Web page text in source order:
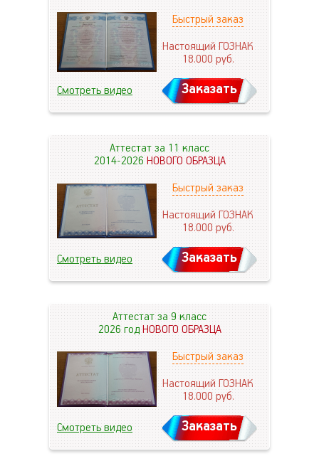
Быстрый заказ
Настоящий ГОЗНАК
18.000руб.
Смотреть видео Заказать
Аттестат за 11 класс
2014-2026НОВОГО ОБРАЗЦА
Быстрый заказ
Настоящий ГОЗНАК
18.000руб.
Смотреть видео Заказать
Аттестат за 9 класс
2026 годНОВОГО ОБРАЗЦА
Быстрый заказ
Настоящий ГОЗНАК
18.000руб.
Смотреть видео Заказать